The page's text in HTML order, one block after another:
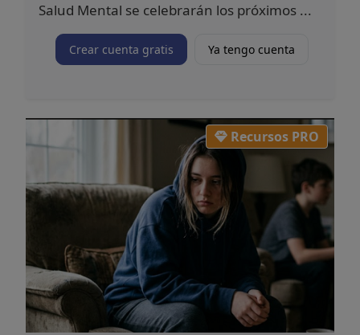
Salud Mental se celebrarán los próximos ...
Crear cuenta gratis Ya tengo cuenta
Recursos PRO